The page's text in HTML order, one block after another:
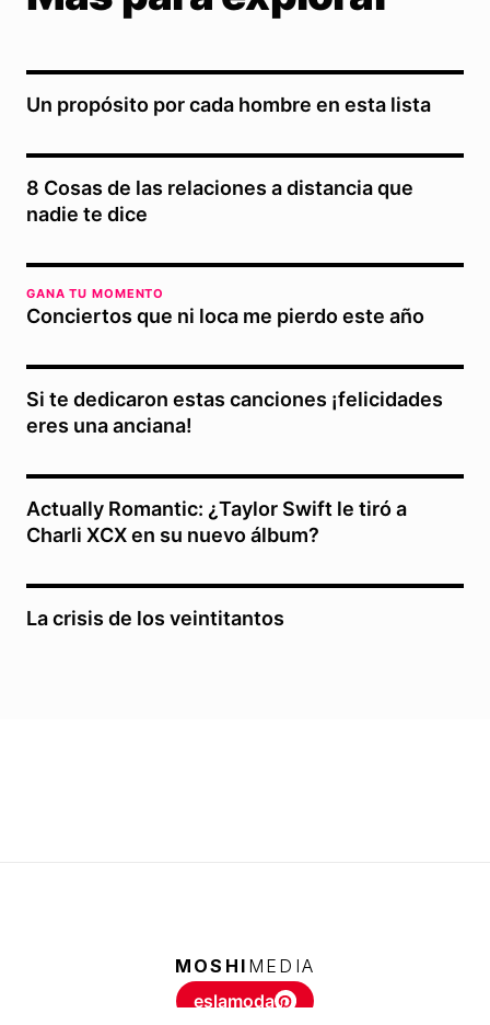
Un propósito por cada hombre en esta lista
8 Cosas de las relaciones a distancia que
nadie te dice
GANA TU MOMENTO
Conciertos que ni loca me pierdo este año
Si te dedicaron estas canciones ¡felicidades
eres una anciana!
Actually Romantic: ¿Taylor Swift le tiró a
Charli XCX en su nuevo álbum?
La crisis de los veintitantos
MOSHI MEDIA
eslamoda